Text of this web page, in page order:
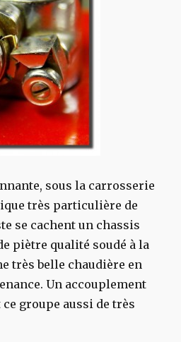
sous la carrosserie
très particulière de
se cachent un chassis
piètre qualité soudé à la
très belle chaudière en
Un accouplement
groupe aussi de très